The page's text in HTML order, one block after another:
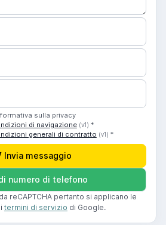
sulla privacy
di navigazione (v1) *
generali di contratto (v1) *
Invia messaggio
numero di telefono
reCAPTCHA pertanto si applicano le
termini di servizio di Google.